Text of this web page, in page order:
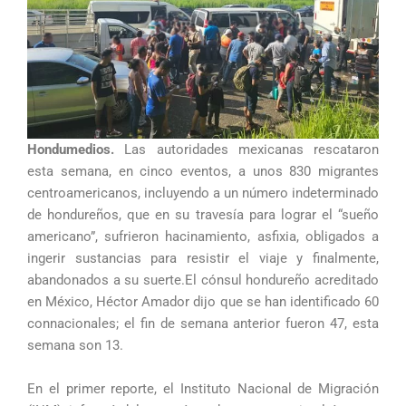
Hondumedios. Las autoridades mexicanas rescataron
esta semana, en cinco eventos, a unos 830 migrantes
centroamericanos, incluyendo a un número indeterminado
de hondureños, que en su travesía para lograr el “sueño
americano”, sufrieron hacinamiento, asfixia, obligados a
ingerir sustancias para resistir el viaje y finalmente,
abandonados a su suerte.El cónsul hondureño acreditado
en México, Héctor Amador dijo que se han identificado 60
connacionales; el fin de semana anterior fueron 47, esta
semana son 13.
En el primer reporte, el Instituto Nacional de Migración